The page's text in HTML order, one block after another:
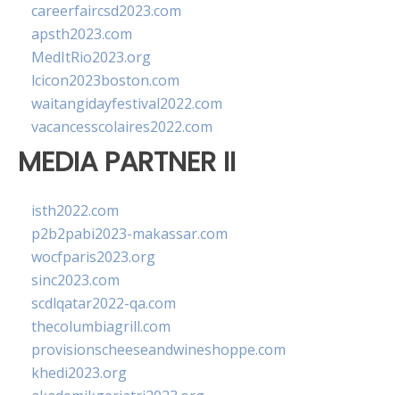
careerfaircsd2023.com
apsth2023.com
MedItRio2023.org
lcicon2023boston.com
waitangidayfestival2022.com
vacancesscolaires2022.com
MEDIA PARTNER II
isth2022.com
p2b2pabi2023-makassar.com
wocfparis2023.org
sinc2023.com
scdlqatar2022-qa.com
thecolumbiagrill.com
provisionscheeseandwineshoppe.com
khedi2023.org